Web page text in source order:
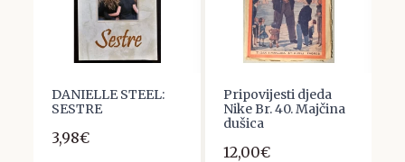
DANIELLE STEEL:
SESTRE
3,98€
Pripovijesti djeda
Nike Br. 40. Majčina
dušica
12,00€